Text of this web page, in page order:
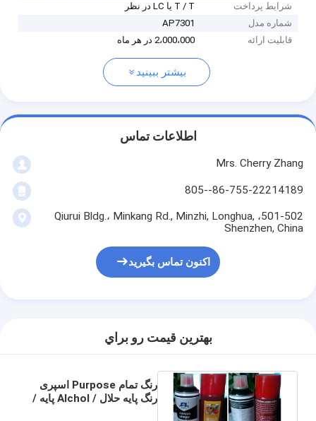
شرایط پرداخت
T / T یا LC در نظر
شماره مدل
AP7301
قابلیت ارائه
2،000،000 در هر ماه
بیشتر ببینید
اطلاعات تماس
Mrs. Cherry Zhang
86-755-22214189--805
501-502، Qiurui Bldg.، Minkang Rd., Minzhi, Longhua,
Shenzhen, China
اکنون تماس بگیرید
بهترين قيمت رو براي
رنگ تمام Purpose اسپری
رنگ پایه حلال / Alchol پایه /